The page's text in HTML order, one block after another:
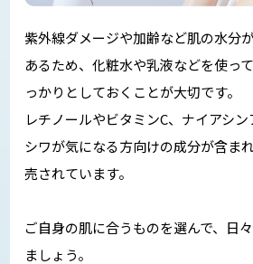
紫外線ダメージや加齢など肌の水分
あるため、化粧水や乳液などを使っ
っかりとしておくことが大切です。
レチノールやビタミンC、ナイアシ
シワが気になる方向けの成分が含ま
売されています。
ご自身の肌に合うものを選んで、日
ましょう。